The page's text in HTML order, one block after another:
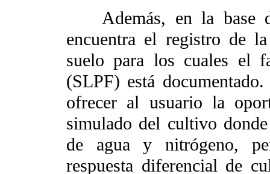
Además, en la base
encuentra el registro de
suelo para los cuales el
(SLPF) está
ofrecer al usuario la
simulado del cultivo
de agua y nitrógeno,
respuesta diferencial de